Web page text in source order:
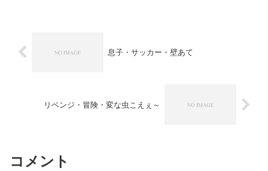
息子・サッカー・壁あて
リベンジ・冒険・変な虫こえぇ～
コメント